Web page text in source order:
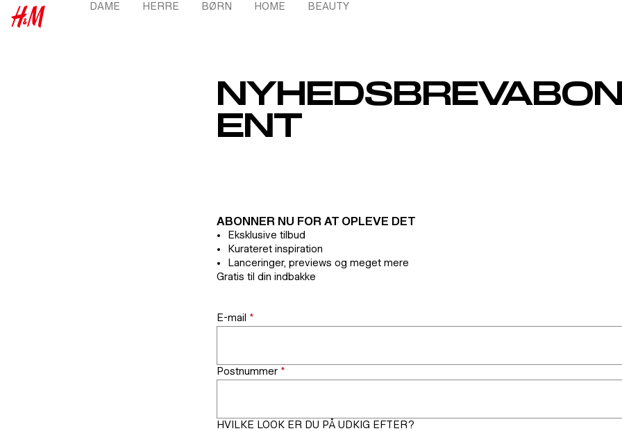
INDHOLD
DAME
HERRE
BØRN
HOME
BEAUTY
ENT
ABONNER NU FOR AT OPLEVE DET
Eksklusive tilbud
Kurateret inspiration
Lanceringer, previews og meget mere
Gratis til din indbakke
E-mail *
Postnummer *
HVILKE LOOK ER DU PÅ UDKIG EFTER?